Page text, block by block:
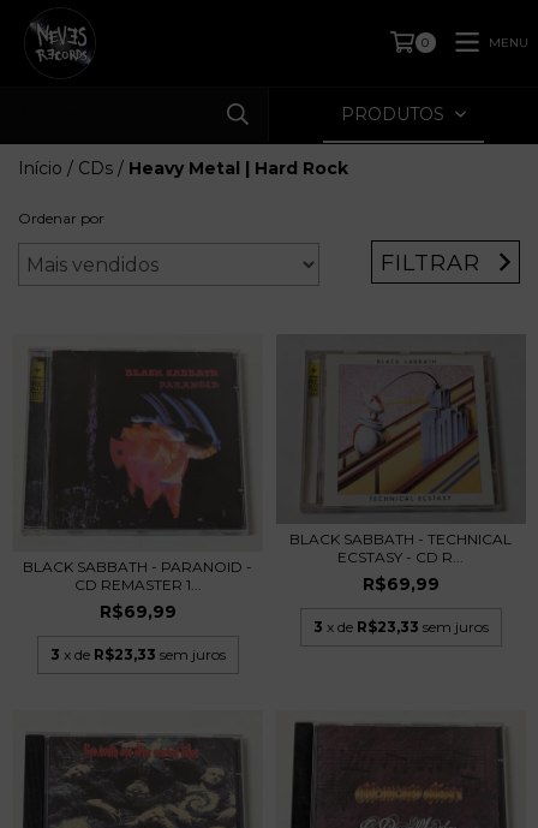
0 MENU
PRODUTOS
Início / CDs / Heavy Metal | Hard Rock
Ordenar por
FILTRAR
BLACK SABBATH - PARANOID -
CD REMASTER 1...
R$69,99
3 x de R$23,33 sem juros
BLACK SABBATH - TECHNICAL
ECSTASY - CD R...
R$69,99
3 x de R$23,33 sem juros